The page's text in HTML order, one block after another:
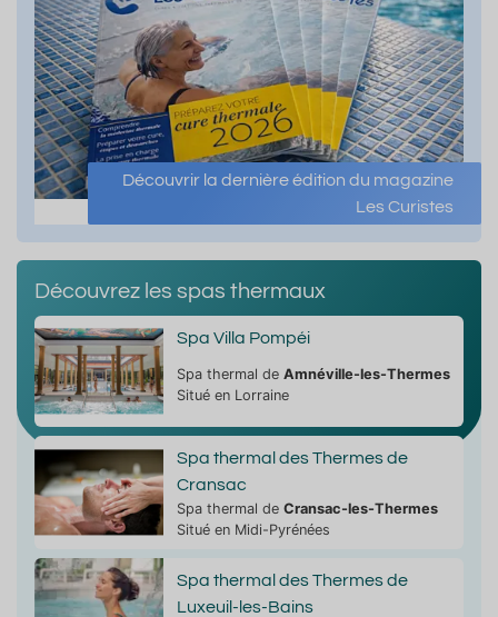
Découvrir la dernière édition du magazine
Les Curistes
Découvrez les spas thermaux
Spa Villa Pompéi
Spa thermal de Amnéville-les-Thermes
Situé en Lorraine
Spa thermal des Thermes de
Cransac
Spa thermal de Cransac-les-Thermes
Situé en Midi-Pyrénées
Spa thermal des Thermes de
Luxeuil-les-Bains